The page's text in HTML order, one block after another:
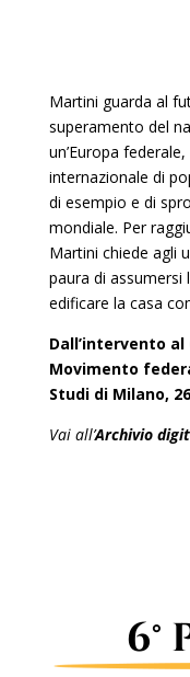
Martini guarda al
superamento del
un’Europa
internazionale di
di esempio e di
mondiale. Per
Martini chiede agli
paura di assumersi
edificare la casa
Dall’intervento
Movimento
Studi di Milano,
Vai all’Archivio
6°